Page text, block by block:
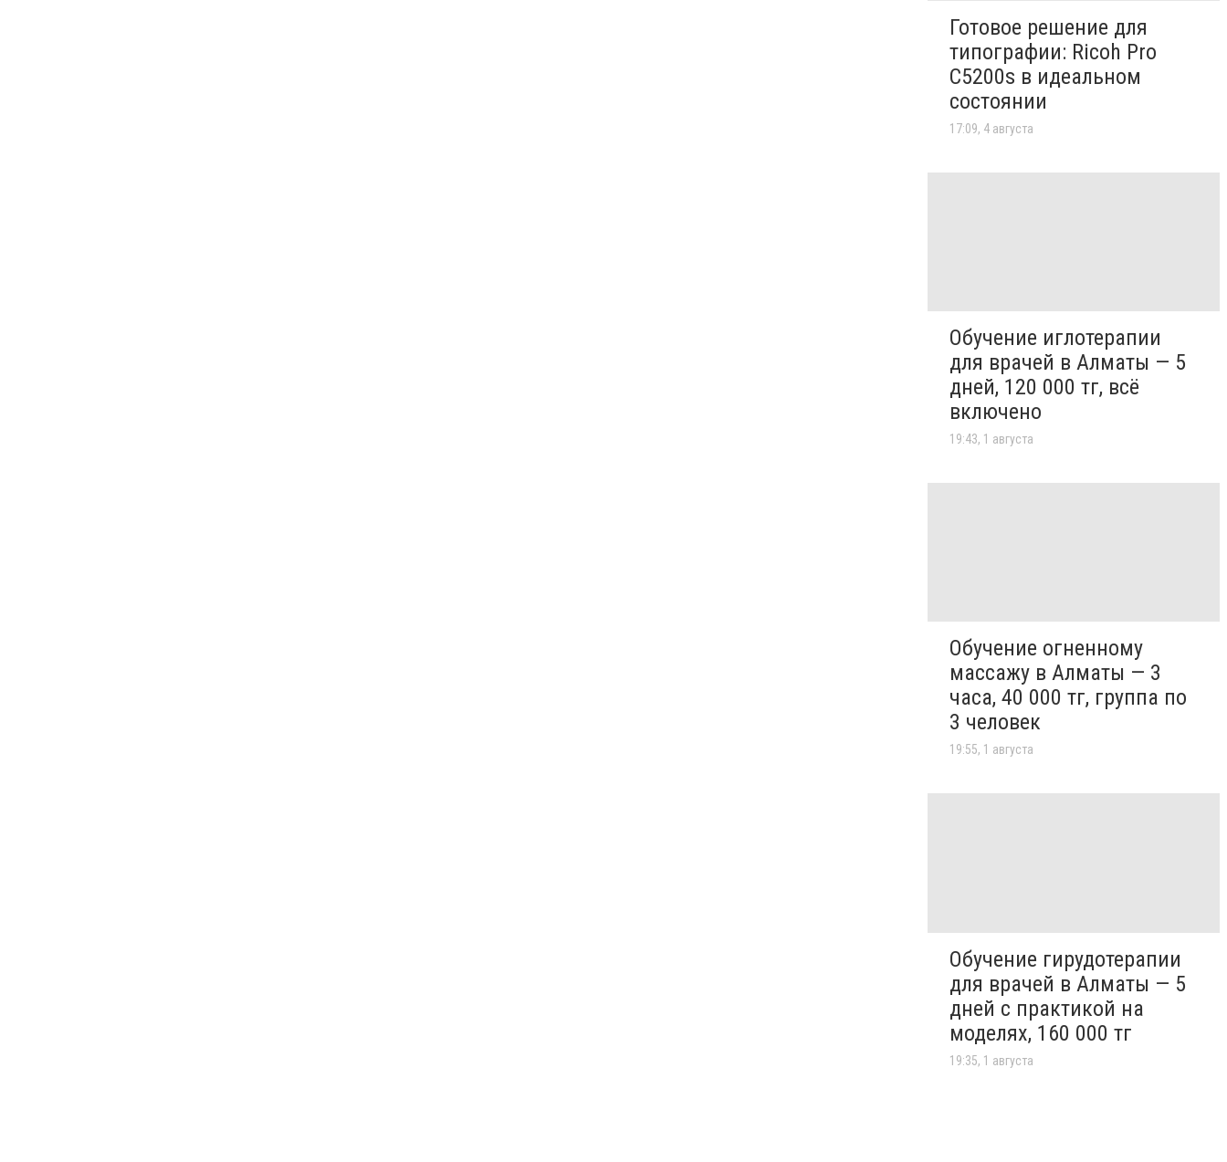
Готовое решение для
типографии: Ricoh Pro
C5200s в идеальном
состоянии
17:09, 4 августа
Обучение иглотерапии
для врачей в Алматы — 5
дней, 120 000 тг, всё
включено
19:43, 1 августа
Обучение огненному
массажу в Алматы — 3
часа, 40 000 тг, группа по
3 человек
19:55, 1 августа
Обучение гирудотерапии
для врачей в Алматы — 5
дней с практикой на
моделях, 160 000 тг
19:35, 1 августа